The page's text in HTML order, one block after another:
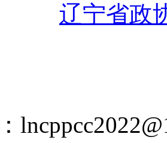
辽宁省政